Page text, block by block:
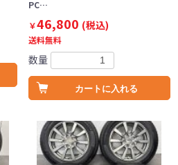
PC…
￥46,800 (税込)
送料無料
数量
カートに入れる